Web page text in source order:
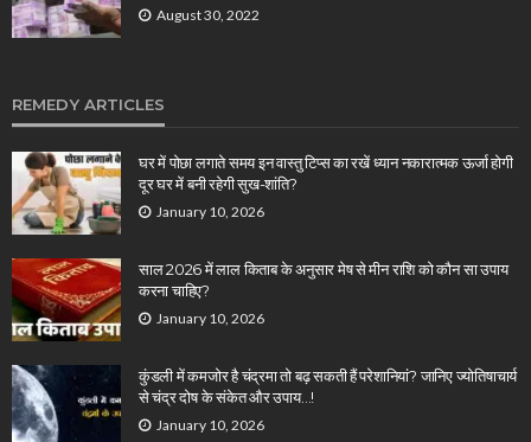
August 30, 2022
REMEDY ARTICLES
घर में पोछा लगाते समय इन वास्तु टिप्स का रखें ध्यान नकारात्मक ऊर्जा होगी
दूर घर में बनी रहेगी सुख-शांति?
January 10, 2026
साल 2026 में लाल किताब के अनुसार मेष से मीन राशि को कौन सा उपाय
करना चाहिए?
January 10, 2026
कुंडली में कमजोर है चंद्रमा तो बढ़ सकती हैं परेशानियां? जानिए ज्योतिषाचार्य
से चंद्र दोष के संकेत और उपाय…!
January 10, 2026